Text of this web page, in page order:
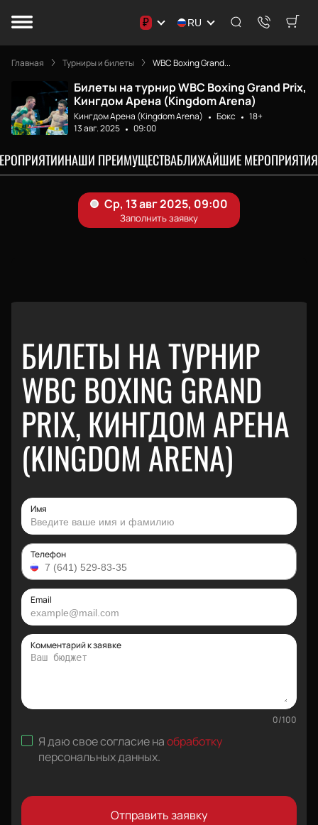
₽ RU
Главная Турниры и билеты WBC Boxing Grand...
Билеты на турнир WBC Boxing Grand Prix,
Кингдом Арена (Kingdom Arena)
Кингдом Арена (Kingdom Arena) Бокс
18+
13 авг. 2025
09:00
НАШИ ПРЕИМУЩЕСТВАБЛИЖАЙШИЕ МЕРОПРИЯТИЯ
БИЛЕТЫ НА ТУРНИР
WBC BOXING GRAND
PRIX, КИНГДОМ АРЕНА
(KINGDOM ARENA)
Имя
Телефон
Email
Комментарий к заявке
0/100
Я даю свое согласие наобработку
персональных данных.
Отправить заявку